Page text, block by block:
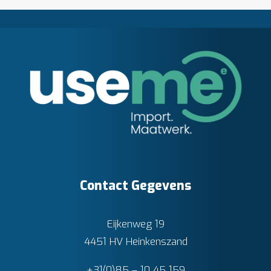
Contact Gegevens
Eijkenweg 19
4451 HV Heinkenszand